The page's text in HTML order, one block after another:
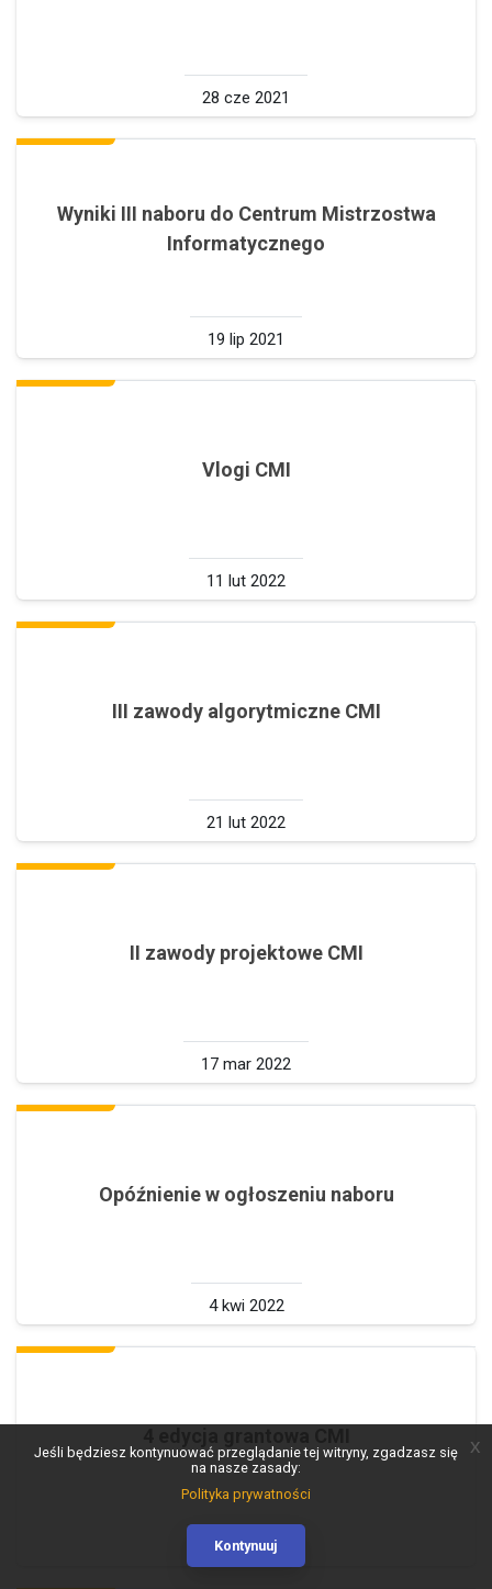
28 cze 2021
Wyniki III naboru do Centrum Mistrzostwa
Informatycznego
19 lip 2021
Vlogi CMI
11 lut 2022
III zawody algorytmiczne CMI
21 lut 2022
II zawody projektowe CMI
17 mar 2022
Opóźnienie w ogłoszeniu naboru
4 kwi 2022
19 kwi 2022
Jeśli będziesz kontynuować przeglądanie tej witryny, zgadzasz się
na nasze zasady:
Polityka prywatności
Kontynuuj
x